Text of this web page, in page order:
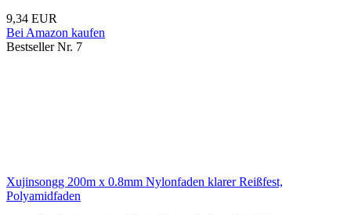
9,34 EUR
Bei Amazon kaufen
Bestseller Nr. 7
Xujinsongg 200m x 0.8mm Nylonfaden klarer Reißfest,
Polyamidfaden